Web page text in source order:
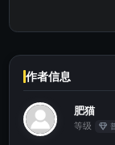
作者信息
肥猫
等级